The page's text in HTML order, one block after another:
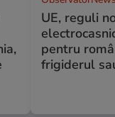
UE, reguli
pentru
frigiderul